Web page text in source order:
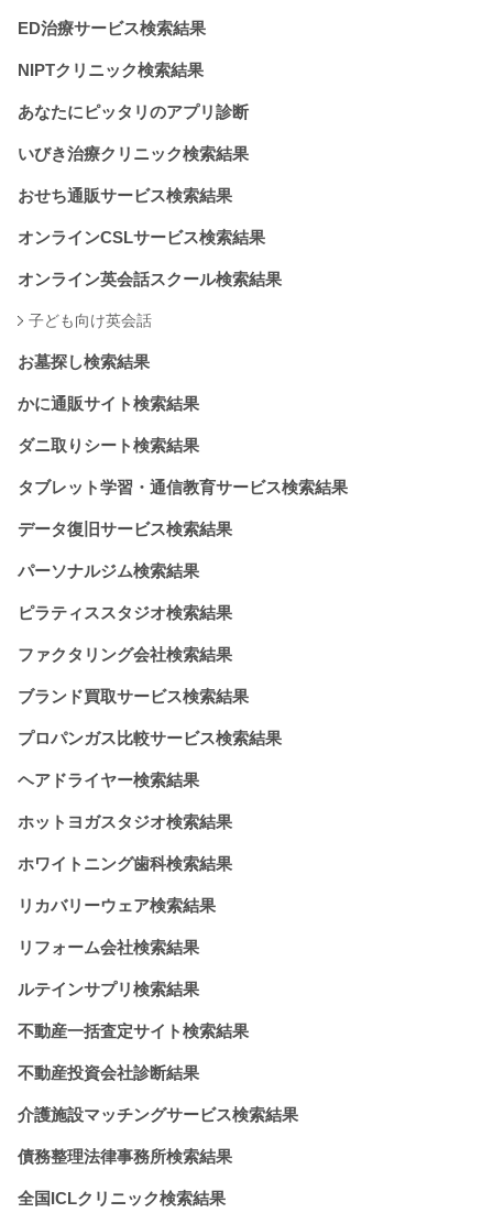
ED治療サービス検索結果
NIPTクリニック検索結果
あなたにピッタリのアプリ診断
いびき治療クリニック検索結果
おせち通販サービス検索結果
オンラインCSLサービス検索結果
オンライン英会話スクール検索結果
子ども向け英会話
お墓探し検索結果
かに通販サイト検索結果
ダニ取りシート検索結果
タブレット学習・通信教育サービス検索結果
データ復旧サービス検索結果
パーソナルジム検索結果
ピラティススタジオ検索結果
ファクタリング会社検索結果
ブランド買取サービス検索結果
プロパンガス比較サービス検索結果
ヘアドライヤー検索結果
ホットヨガスタジオ検索結果
ホワイトニング歯科検索結果
リカバリーウェア検索結果
リフォーム会社検索結果
ルテインサプリ検索結果
不動産一括査定サイト検索結果
不動産投資会社診断結果
介護施設マッチングサービス検索結果
債務整理法律事務所検索結果
全国ICLクリニック検索結果